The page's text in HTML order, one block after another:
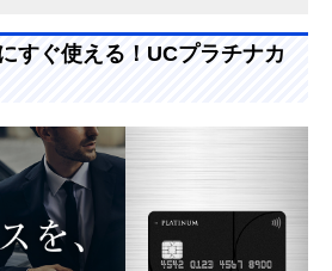
すぐ使える！UCプラチナカ